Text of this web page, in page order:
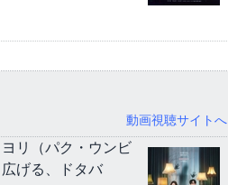
動画視聴サイトへ
リ（パク・ウンビ
げる、ドタバ